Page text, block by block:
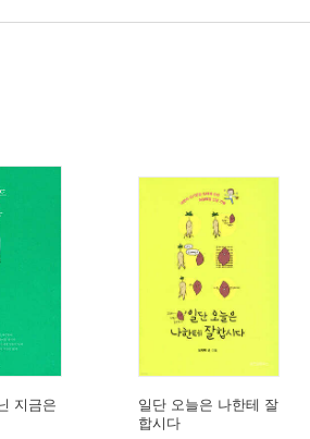
지금은
일단 오늘은 나한테 잘
합시다